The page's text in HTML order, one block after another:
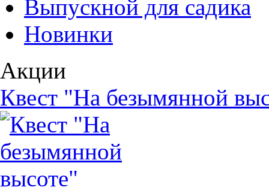
Выпускной для садика
Новинки
Акции
Квест "На безымянной